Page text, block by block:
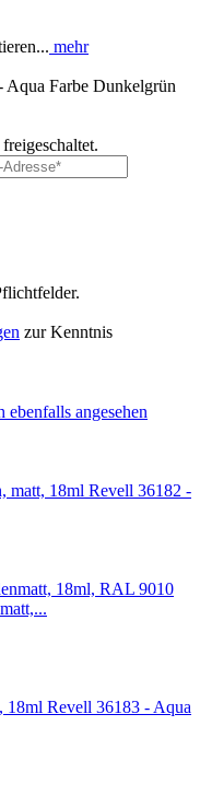
mehr
Farbe Dunkelgrün
zur Kenntnis
ebenfalls angesehen
Revell 36182 -
Revell 36183 - Aqua